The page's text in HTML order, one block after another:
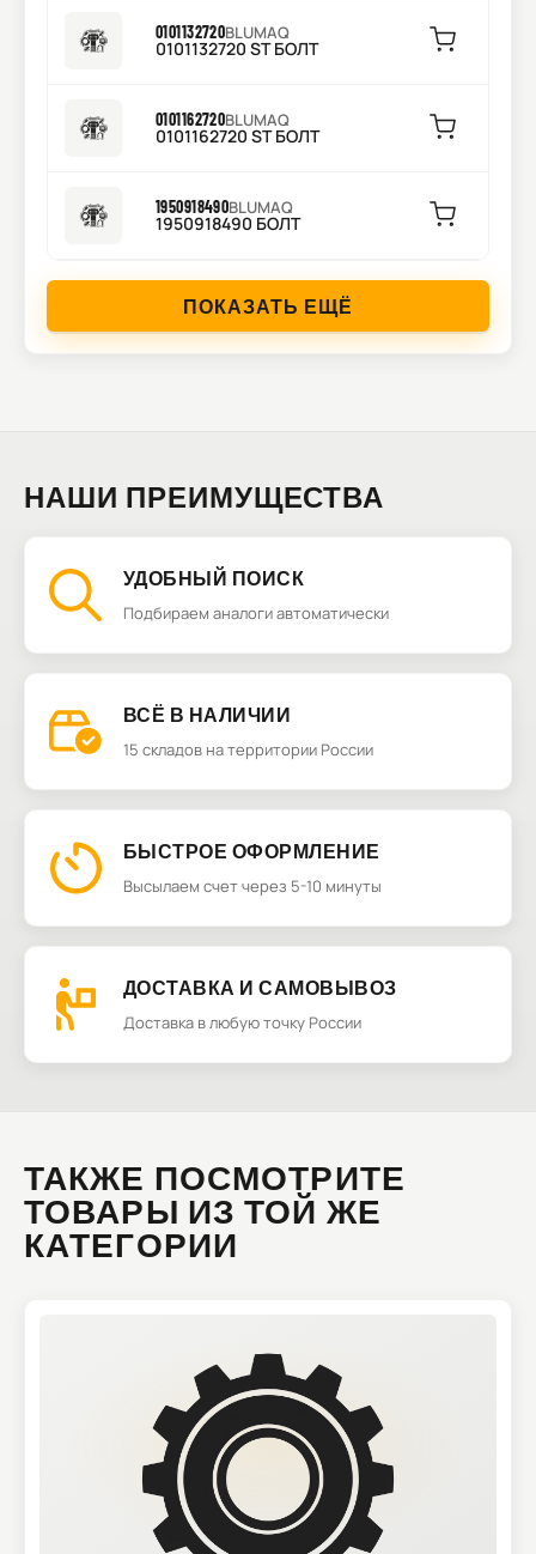
0101132720BLUMAQ
0101132720 ST БОЛТ
0101162720BLUMAQ
0101162720 ST БОЛТ
1950918490BLUMAQ
1950918490 БОЛТ
ПОКАЗАТЬ ЕЩЁ
НАШИ ПРЕИМУЩЕСТВА
УДОБНЫЙ ПОИСК
Подбираем аналоги автоматически
ВСЁ В НАЛИЧИИ
15 складов на территории России
БЫСТРОЕ ОФОРМЛЕНИЕ
Высылаем счет через 5-10 минуты
ДОСТАВКА И САМОВЫВОЗ
Доставка в любую точку России
ТАКЖЕ ПОСМОТРИТЕ
ТОВАРЫ ИЗ ТОЙ ЖЕ
КАТЕГОРИИ